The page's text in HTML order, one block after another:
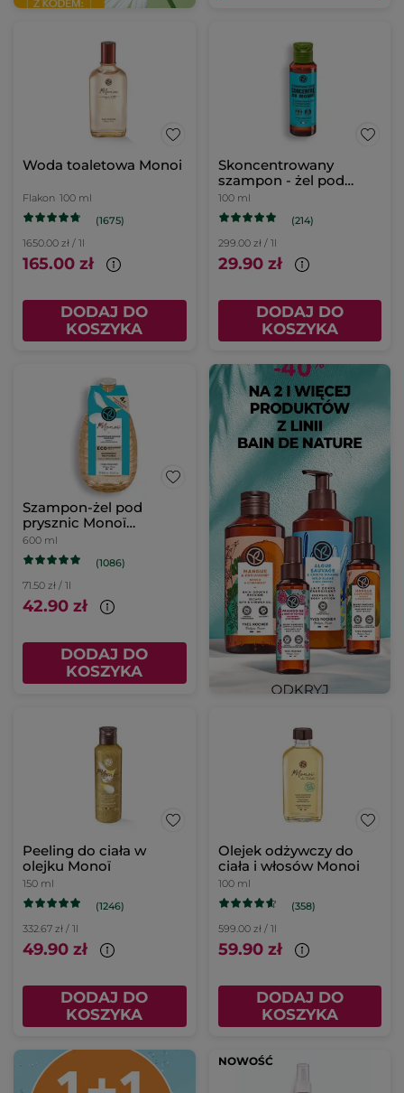
Woda toaletowa Monoi
Flakon 100 ml
(1675)
1650.00 zł / 1l
165.00 zł
DODAJ DO
KOSZYKA
Skoncentrowany
szampon - żel pod
prysznic Monoï
100 ml
(214)
299.00 zł / 1l
29.90 zł
DODAJ DO
KOSZYKA
Szampon-żel pod
prysznic Monoï
uzupełniacz
600 ml
(1086)
71.50 zł / 1l
42.90 zł
DODAJ DO
KOSZYKA
Peeling do ciała w
olejku Monoï
150 ml
(1246)
332.67 zł / 1l
49.90 zł
DODAJ DO
KOSZYKA
Olejek odżywczy do
ciała i włosów Monoi
100 ml
(358)
599.00 zł / 1l
59.90 zł
DODAJ DO
KOSZYKA
NOWOŚĆ